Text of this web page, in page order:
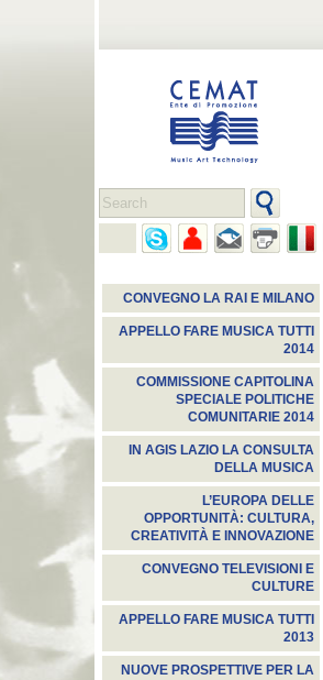
CONVEGNO LA RAI E MILANO
APPELLO FARE MUSICA TUTTI
2014
COMMISSIONE CAPITOLINA
SPECIALE POLITICHE
COMUNITARIE 2014
IN AGIS LAZIO LA CONSULTA
DELLA MUSICA
L’EUROPA DELLE
OPPORTUNITÀ: CULTURA,
CREATIVITÀ E INNOVAZIONE
CONVEGNO TELEVISIONI E
CULTURE
APPELLO FARE MUSICA TUTTI
2013
NUOVE PROSPETTIVE PER LA